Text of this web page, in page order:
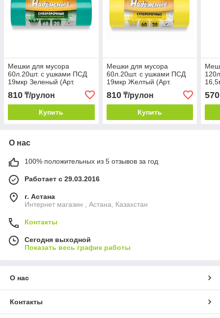
Мешки для мусора
60л.20шт. с ушками ПСД
19мкр Зеленый (Арт.
ВЛ06920У)
810 ₸/рулон
Купить
Мешки для мусора
60л.20шт. с ушками ПСД
19мкр Желтый (Арт.
ВЛ07120У)
810₸/рулон
Купить
570
О нас
100% положительных из 5 отзывов за год
Работает с 29.03.2016
г. Астана
Интернет магазин , Астана, Казахстан
Контакты
Сегодня выходной
Показать весь график работы
О нас
Контакты